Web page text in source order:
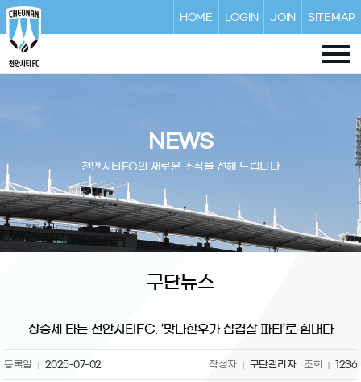
HOME LOGIN JOIN SITEMAP
NEWS
천안시티FC의 새로운 소식을 전해 드립니다
구단뉴스
상승세 타는 천안시티FC, ‘맛나한우가 삼겹살 파티’로 힘내다
등록일 2025-07-02 작성자 구단관리자 조회 1236